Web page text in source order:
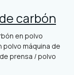
carbón
en polvo
máquina de
prensa / polvo